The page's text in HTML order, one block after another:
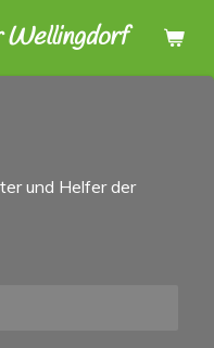
Wellingdorf
und Helfer der